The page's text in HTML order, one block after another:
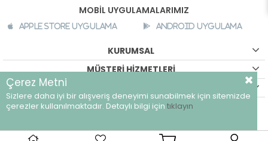
MOBİL UYGULAMALARIMIZ
Apple Store Uygulama Android Uygulama
KURUMSAL
MÜŞTERİ HİZMETLERİ
©breeze.com.tr - Tüm hakları saklıdır.
Çerez Metni
Sizlere daha iyi bir alışveriş deneyimi sunabilmek için sitemizde
çerezler kullanılmaktadır. Detaylı bilgi için tıklayın